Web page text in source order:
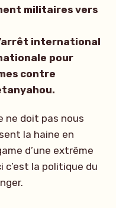
militaires vers
international
pour
contre
doit pas nous
la haine en
d’une extrême
c’est la politique du